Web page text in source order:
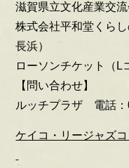
滋賀県立文化産業交
株式会社平和堂くら
長浜）
ローソンチケット（L
【問い合わせ】
ルッチプラザ 電話：
ケイコ・リージャズ